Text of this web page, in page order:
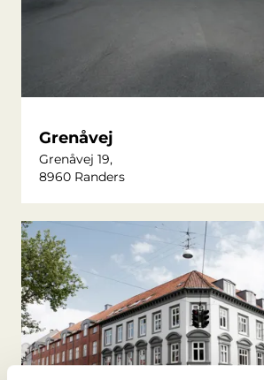
Grenåvej
Grenåvej 19,
8960 Randers